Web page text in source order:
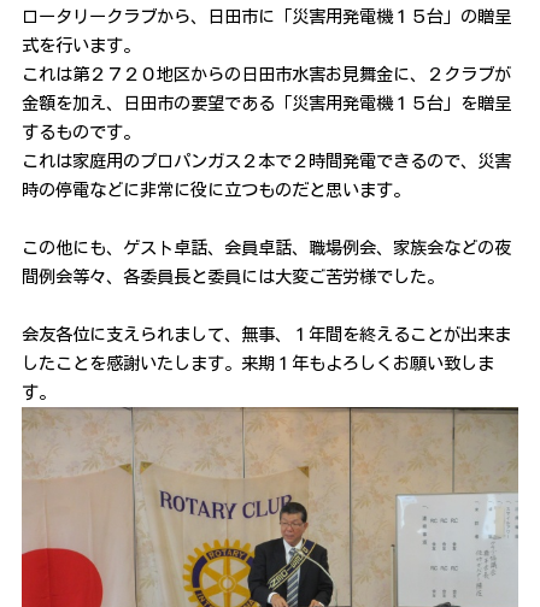
ロータリークラブから、日田市に「災害用発電機１５台」の贈呈
式を行います。
これは第２７２０地区からの日田市水害お見舞金に、２クラブが
金額を加え、日田市の要望である「災害用発電機１５台」を贈呈
するものです。
これは家庭用のプロパンガス２本で２時間発電できるので、災害
時の停電などに非常に役に立つものだと思います。
この他にも、ゲスト卓話、会員卓話、職場例会、家族会などの夜
間例会等々、各委員長と委員には大変ご苦労様でした。
会友各位に支えられまして、無事、１年間を終えることが出来ま
したことを感謝いたします。来期１年もよろしくお願い致しま
す。